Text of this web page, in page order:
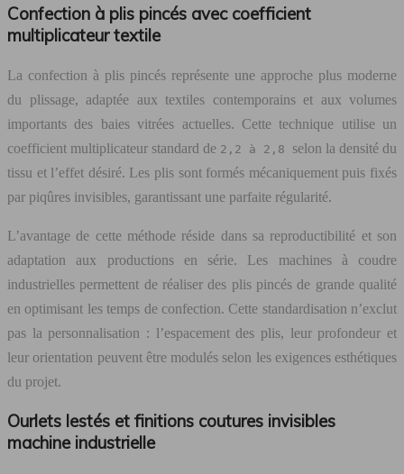
Confection à plis pincés avec coefficient
multiplicateur textile
La confection à plis pincés représente une approche plus moderne
du plissage, adaptée aux textiles contemporains et aux volumes
importants des baies vitrées actuelles. Cette technique utilise un
coefficient multiplicateur standard de 2,2 à 2,8 selon la densité du
tissu et l’effet désiré. Les plis sont formés mécaniquement puis fixés
par piqûres invisibles, garantissant une parfaite régularité.
L’avantage de cette méthode réside dans sa reproductibilité et son
adaptation aux productions en série. Les machines à coudre
industrielles permettent de réaliser des plis pincés de grande qualité
en optimisant les temps de confection. Cette standardisation n’exclut
pas la personnalisation : l’espacement des plis, leur profondeur et
leur orientation peuvent être modulés selon les exigences esthétiques
du projet.
Ourlets lestés et finitions coutures invisibles
machine industrielle